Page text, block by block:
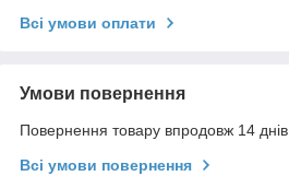
Всі умови оплати
Умови повернення
Повернення товару впродовж 14
Всі умови повернення